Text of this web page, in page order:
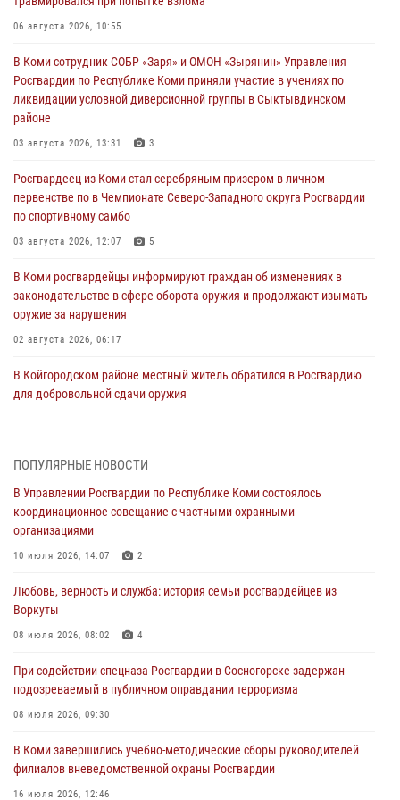
06 августа 2026, 10:55
В Коми сотрудник СОБР «Заря» и ОМОН «Зырянин» Управления
Росгвардии по Республике Коми приняли участие в учениях по
ликвидации условной диверсионной группы в Сыктывдинском
районе
03 августа 2026, 13:31 3
Росгвардеец из Коми стал серебряным призером в личном
первенстве по в Чемпионате Северо-Западного округа Росгвардии
по спортивному самбо
03 августа 2026, 12:07 5
В Коми росгвардейцы информируют граждан об изменениях в
законодательстве в сфере оборота оружия и продолжают изымать
оружие за нарушения
02 августа 2026, 06:17
В Койгородском районе местный житель обратился в Росгвардию
для добровольной сдачи оружия
Росгвардии по Республике Коми лично проверил ДОЛ «Орленок»
31 июля 2026, 06:57 8
В Усинске росгвардейцы оперативно отработали план «Квартал»
30 июля 2026, 13:53
В Санкт-Петербурге прошел окружной этап ежегодного
Всероссийского конкурса профессионального мастерства среди
сотрудников вневедомственной охраны Росгвардии
В Сыктывкаре росгвардейцы приняли участие в молебне в рамках
Дня Крещения Руси и Дня святого равноапостольного князя
28 июля 2026, 13:32 8
В Коми за неделю росгвардейцами выявлено более 10
ПОПУЛЯРНЫЕ НОВОСТИ
В Управлении Росгвардии по Республике Коми состоялось
координационное совещание с частными охранными
организациями
10 июля 2026, 14:07 2
Любовь, верность и служба: история семьи росгвардейцев из
Воркуты
08 июля 2026, 08:02 4
При содействии спецназа Росгвардии в Сосногорске задержан
подозреваемый в публичном оправдании терроризма
08 июля 2026, 09:30
В Коми завершились учебно-методические сборы руководителей
филиалов вневедомственной охраны Росгвардии
16 июля 2026, 12:46